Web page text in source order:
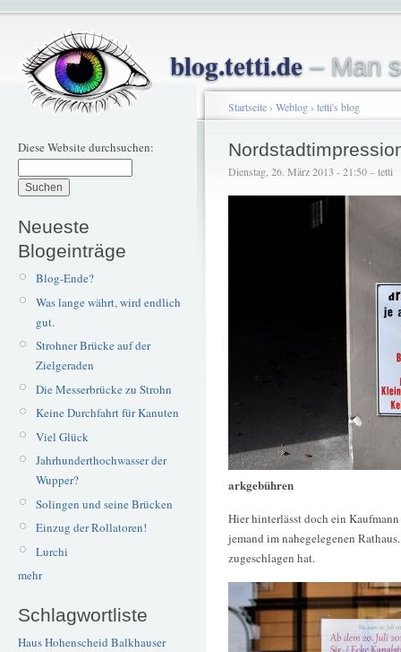
blog.tetti.de– Man
Diese Website durchsuchen:
Neueste
Blogeinträge
Blog-Ende?
Was lange währt, wird endlich
gut.
Strohner Brücke auf der
Zielgeraden
Die Messerbrücke zu Strohn
Keine Durchfahrt für Kanuten
Viel Glück
Jahrhunderthochwasser der
Wupper?
Solingen und seine Brücken
Einzug der Rollatoren!
Lurchi
mehr
Schlagwortliste
Haus Hohenscheid Balkhauser
Startseite› Weblog› tetti's blog
Dienstag, 26. März 2013 - 21:50 – tetti
arkgebühren
Hier hinterlässt doch ein
jemand im nahegelegenen
zugeschlagen hat.